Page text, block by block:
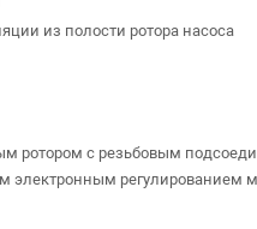
из полости ротора насоса
ротором с резьбовым
электронным регулированием